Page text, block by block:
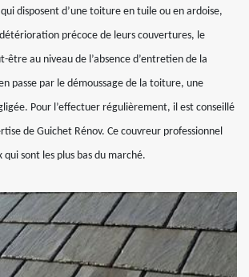
disposent d’une toiture en tuile ou en ardoise,
précoce de leurs couvertures, le
être au niveau de l’absence d’entretien de la
passe par le démoussage de la toiture, une
Pour l’effectuer régulièrement, il est conseillé
de Guichet Rénov. Ce couvreur professionnel
sont les plus bas du marché.